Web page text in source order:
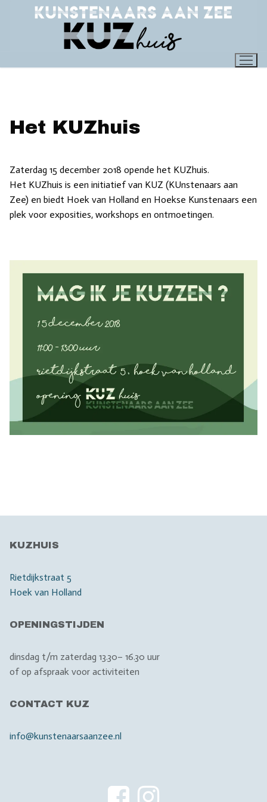
Het KUZhuis
Zaterdag 15 december 2018 opende het KUZhuis.
Het KUZhuis is een initiatief van KUZ (KUnstenaars aan
Zee) en biedt Hoek van Holland en Hoekse Kunstenaars een
plek voor exposities, workshops en ontmoetingen.
KUZHUIS
Rietdijkstraat 5
Hoek van Holland
OPENINGSTIJDEN
dinsdag t/m zaterdag 13.30– 16.30 uur
of op afspraak voor activiteiten
CONTACT KUZ
info@kunstenaarsaanzee.nl